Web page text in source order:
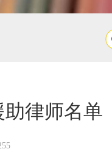
律师名单